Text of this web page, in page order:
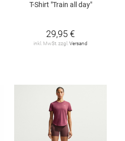
T-Shirt "Train all day"
29,95 €
inkl. MwSt. zzgl.Versand